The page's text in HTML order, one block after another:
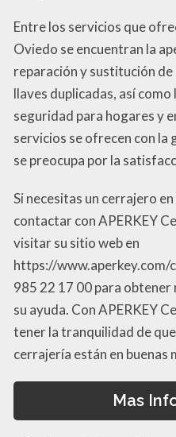
Entre los servicios que
Oviedo se encuentran la
reparación y sustitución
llaves duplicadas, así
seguridad para hogares y
servicios se ofrecen con la
se preocupa por la
Si necesitas un cerrajero
contactar con APERKEY
visitar su sitio web en
https://www.aperkey.com/
985 22 17 00 para
su ayuda. Con APERKEY
tener la tranquilidad de
cerrajería están en buenas
Mas